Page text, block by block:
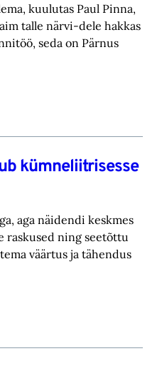
kuulutas Paul Pinna,
talle närvi-‎dele hakkas
seda on Pärnus
kümneliitrisesse
aga näidendi keskmes
raskused ning ‎seetõttu
väärtus ja tähendus